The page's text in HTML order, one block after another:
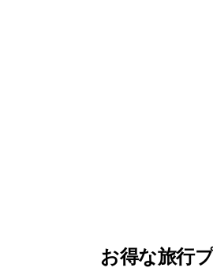
お得な旅行